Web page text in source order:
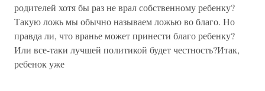
родителей хотя бы раз не врал собственному ребенку?
Такую ложь мы обычно называем ложью во благо. Но
правда ли, что вранье может принести благо ребенку?
Или все-таки лучшей политикой будет честность?Итак,
ребенок уже